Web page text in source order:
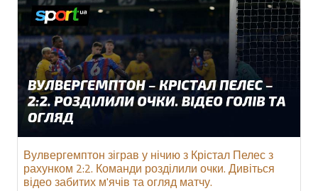
Вулвергемптон зіграв у нічию з Крістал Пелес з
рахунком 2:2. Команди розділили очки. Дивіться
відео забитих м'ячів та огляд матчу.